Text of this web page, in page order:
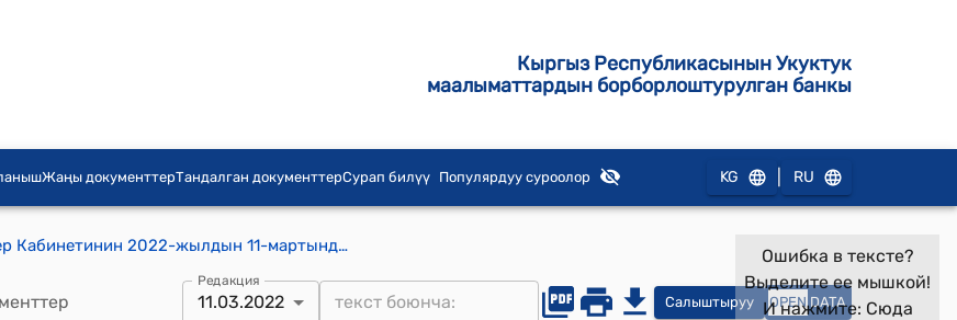
Кыргыз Республикасынын Укуктук
маалыматтардын борборлоштурулган банкы
Жаңы документтерТандалган документтерСурап билүү Популярдуу суроолор KG RU
Кыргыз Республикасынын Министрлер Кабинетинин 2022-жылдын 11-мартындагы № 125 "Кыргыз Республикасынын Салык кодексинин 67, 330-беренелерин ишке ашыруу боюнча чаралар жөнүндө" токтому
Редакция
11.03.2022 Салыштыруу OPEN DATA
Ошибка в тексте?
Выделите ее мышкой!
И нажмите: Сюда